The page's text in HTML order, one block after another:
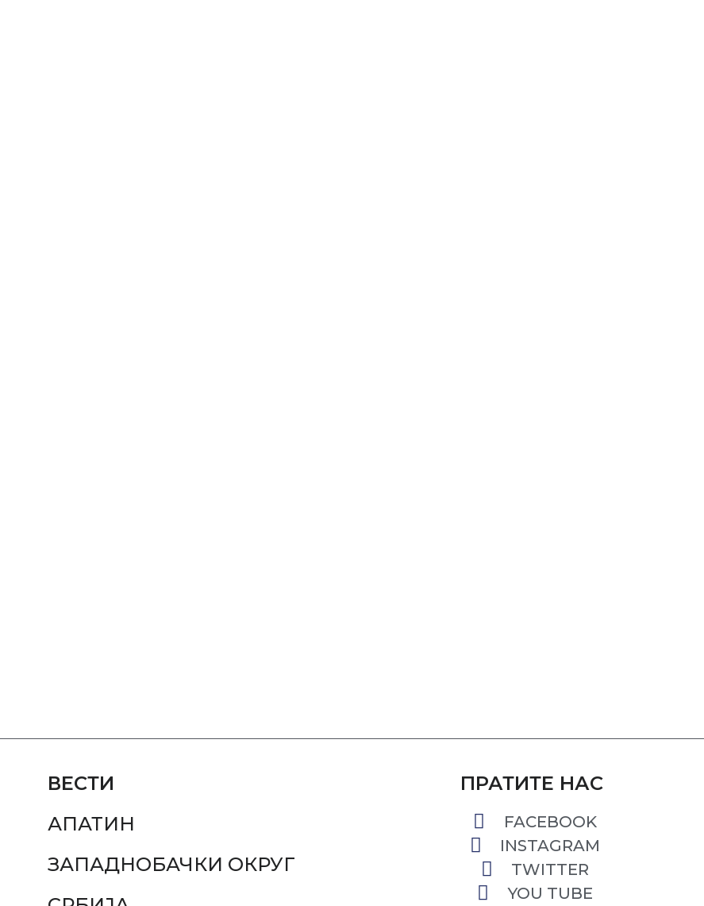
ВЕСТИ
АПАТИН
ЗАПАДНОБАЧКИ ОКРУГ
ПРАТИТЕ НАС
FACEBOOK
INSTAGRAM
TWITTER
YOU TUBE